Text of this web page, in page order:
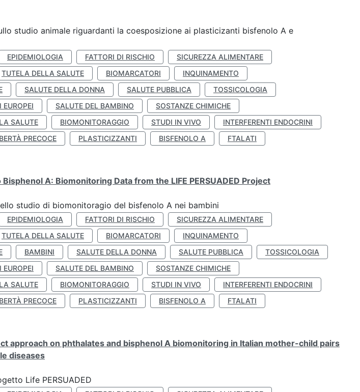
studio animale riguardanti la coesposizione ai plasticizanti bisfenolo A e
EPIDEMIOLOGIA FATTORI DI RISCHIO
SICUREZZA ALIMENTARE
TUTELA DELLA SALUTE BIOMARCATORI
INQUINAMENTO
SALUTE DELLA DONNA SALUTE PUBBLICA
TOSSICOLOGIA
EUROPEI SALUTE DEL BAMBINO
SOSTANZE CHIMICHE
SALUTE
BIOMONITORAGGIO STUDI IN VIVO
INTERFERENTI ENDOCRINI
PRECOCE PLASTICIZZANTI BISFENOLO A
FTALATI
A: Biomonitoring Data from the LIFE PERSUADED Project
studio di biomonitoragio del bisfenolo A nei bambini
EPIDEMIOLOGIA FATTORI DI RISCHIO
SICUREZZA ALIMENTARE
TUTELA DELLA SALUTE BIOMARCATORI
INQUINAMENTO
BAMBINI SALUTE DELLA DONNA SALUTE PUBBLICA
TOSSICOLOGIA
EUROPEI SALUTE DEL BAMBINO
SOSTANZE CHIMICHE
SALUTE
BIOMONITORAGGIO STUDI IN VIVO
INTERFERENTI ENDOCRINI
PRECOCE PLASTICIZZANTI BISFENOLO A
FTALATI
approach on phthalates and bisphenol A biomonitoring in Italian mother-child pairs
diseases
Life PERSUADED